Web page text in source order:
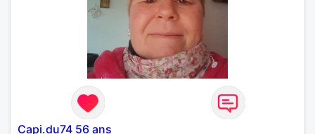
Capi.du74 56 ans